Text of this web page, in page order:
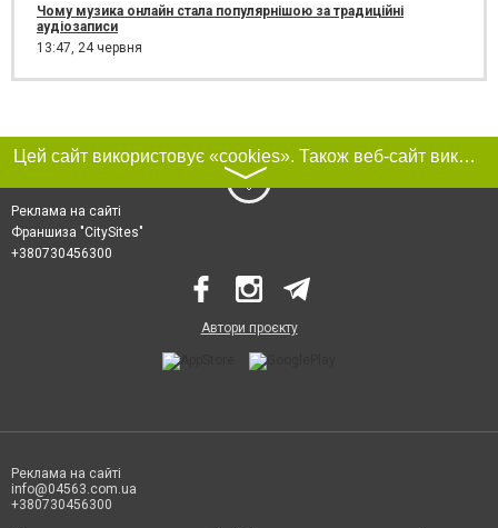
Чому музика онлайн стала популярнішою за традиційні
аудіозаписи
13:47, 24 червня
Цей сайт використовує «cookies». Також веб-сайт використовує інтернет-сервіс для збору технічних даних стосовно відвідувачів з метою отримання маркетингової та статистичної інформації. Умови обробки даних відвідувачів сайту див.
〉
Реклама на сайті
Франшиза "CitySites"
+380730456300
Автори проєкту
Реклама на сайті
info@04563.com.ua
+380730456300